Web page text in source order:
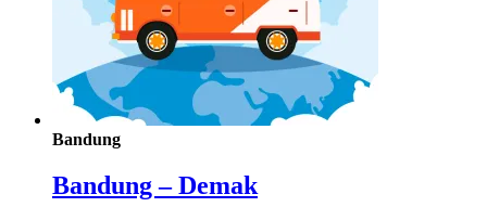
Bandung
Bandung – Demak